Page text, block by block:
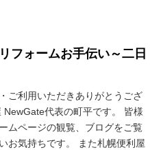
フォームお手伝い～二日
ご利用いただきありがとうござ
NewGate代表の町平です。 皆様
ムページの観覧、ブログをご覧
お気持ちです。 また札幌便利屋